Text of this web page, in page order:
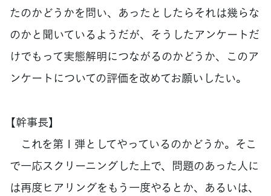
たのかどうかを問い、あったとしたらそれは幾らな
のかと聞いているようだが、そうしたアンケートだ
けでもって実態解明につながるのかどうか、このア
ンケートについての評価を改めてお願いしたい。
【幹事長】
これを第１弾としてやっているのかどうか。そこ
で一応スクリーニングした上で、問題のあった人に
は再度ヒアリングをもう一度やるとか、あるいは、